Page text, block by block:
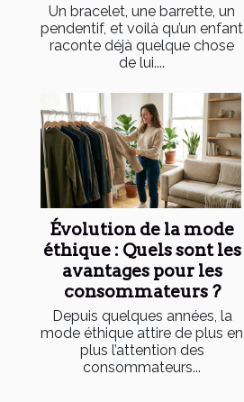
Un bracelet, une barrette, un
pendentif, et voilà qu’un enfant
raconte déjà quelque chose
de lui....
Évolution de la mode
éthique : Quels sont les
avantages pour les
consommateurs ?
Depuis quelques années, la
mode éthique attire de plus en
plus l’attention des
consommateurs...